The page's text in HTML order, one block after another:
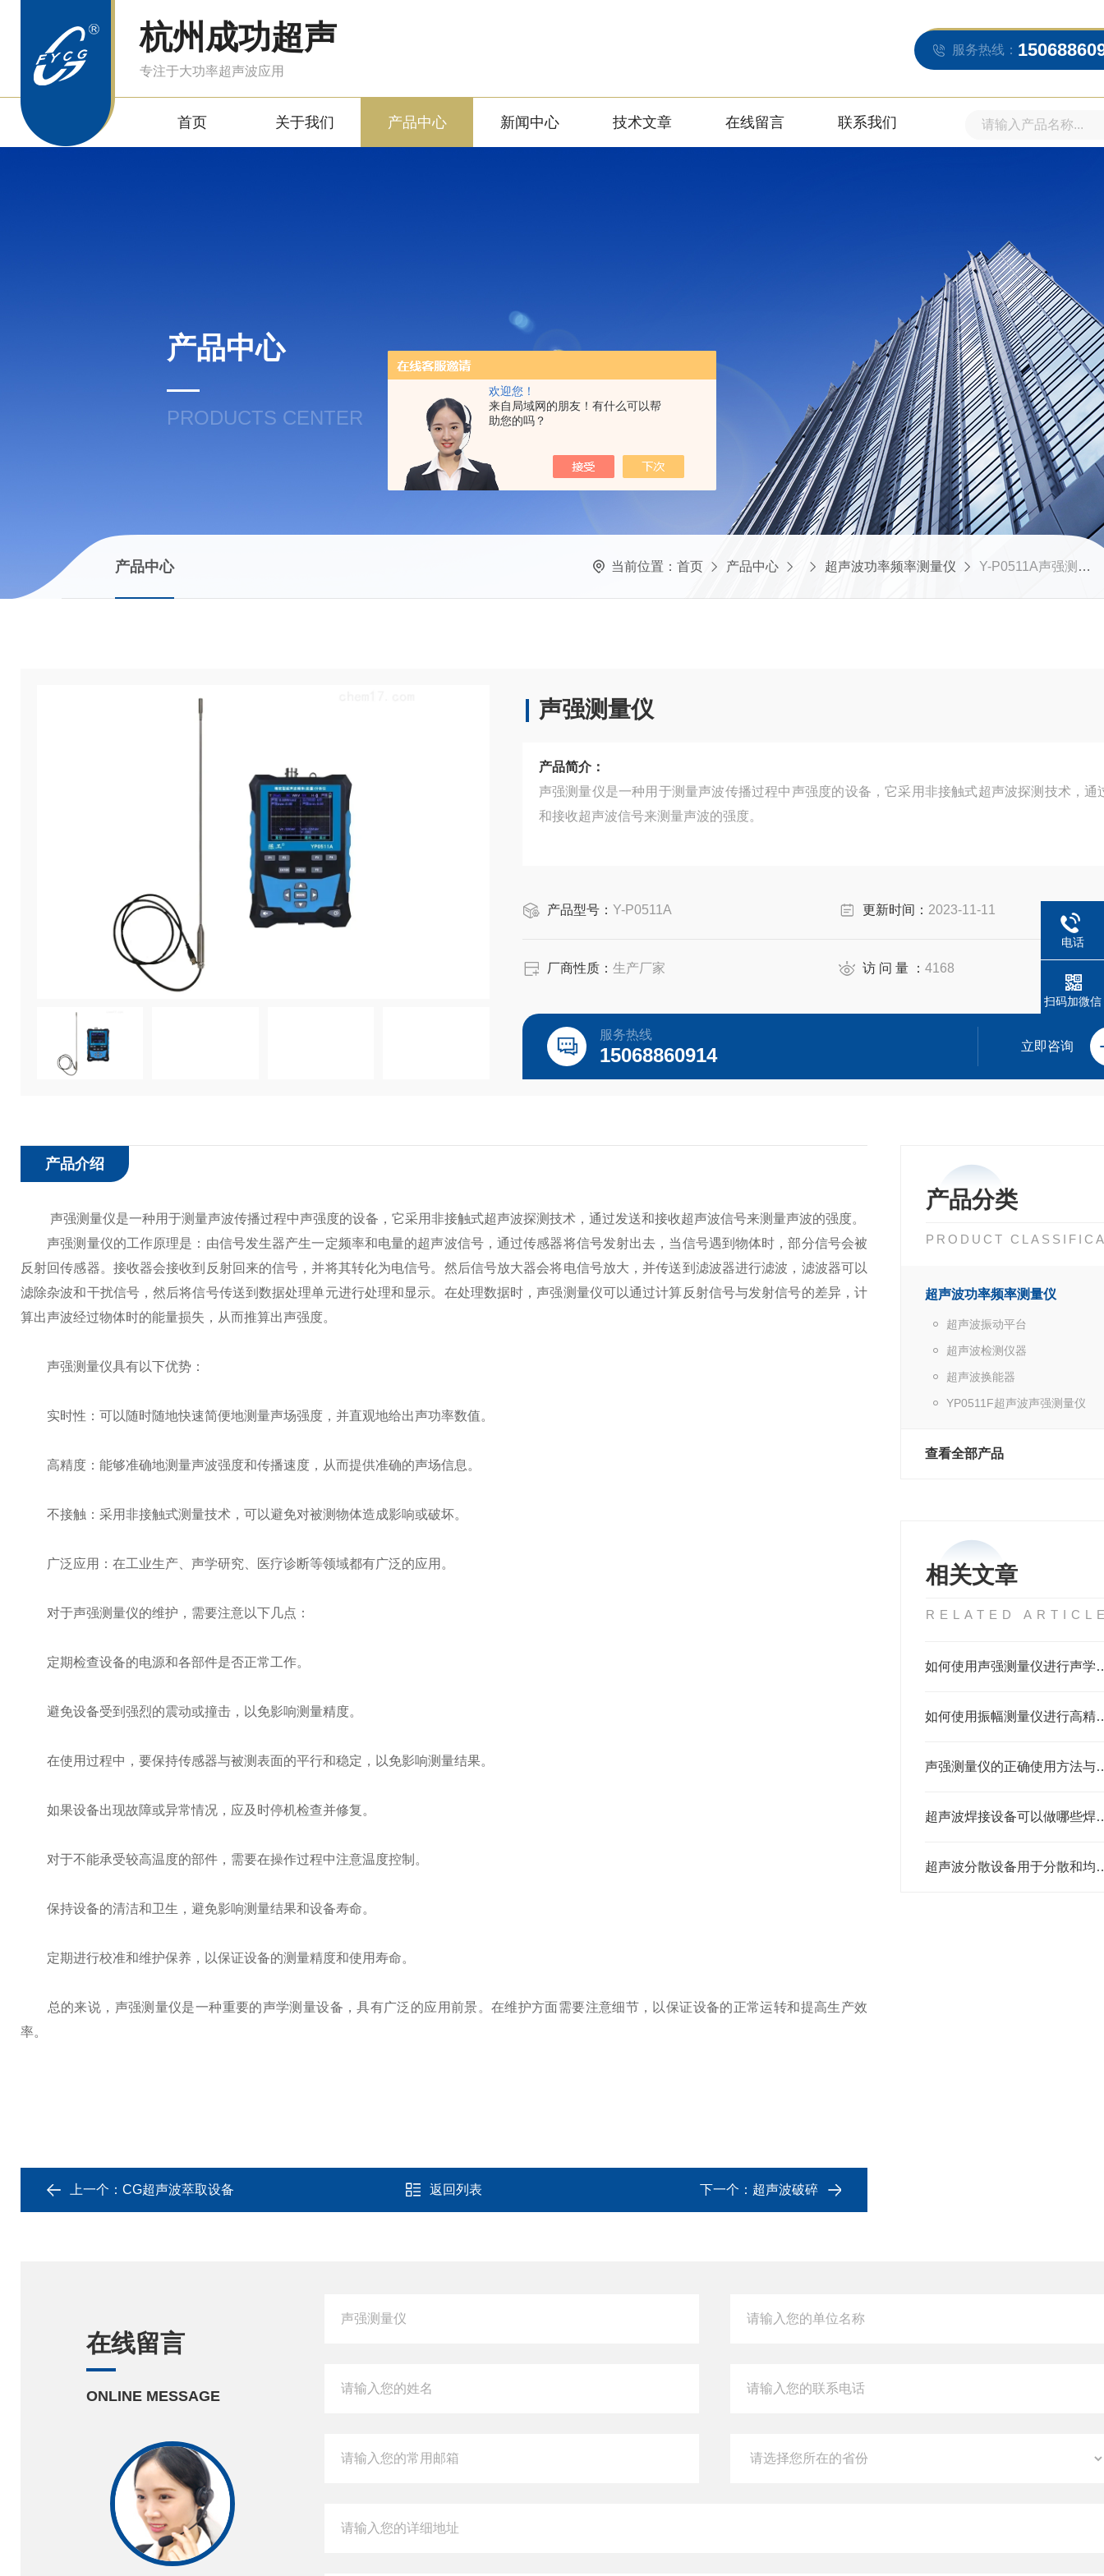
欢迎您！
来自局域网的朋友！有什么可以帮
助您的吗？
杭州成功超声
专注于大功率超声波应用
服务热线：
首页 关于我们 产品中心 新闻中心 技术文章 在线留言 联系我们
产品中心
PRODUCTS CENTER
产品中心 当前位置： 首页 产品中心 超声波功率频率测量仪 Y-P0511A声强测量仪
声强测量仪
产品简介：
声强测量仪是一种用于测量声波传播过程中声强度的设备，它采用非接触式超声波探测技术，通
和接收超声波信号来测量声波的强度。
产品型号： Y-P0511A 更新时间： 2023-11-11
厂商性质： 生产厂家 访 问 量 ：4168
服务热线
15068860914 立即咨询
产品分类
PRODUCT
超声波功率频率测量仪
超声波振动平台
超声波检测仪器
超声波换能器
YP0511F超声波声强测量仪
查看全部产品
相关文章
RELATED
如何使用声强
如何使用振幅测
声强测量仪的
超声波焊接设
超声波分散设备
产品介绍
声强测量仪是一种用于测量声波传播过程中声强度的设备，它采用非接触式超声波探测技术，通过发送和接收超声波信号来测量声波的强度。
声强测量仪的工作原理是：由信号发生器产生一定频率和电量的超声波信号，通过传感器将信号发射出去，当信号遇到物体时，部分信号会被
反射回传感器。接收器会接收到反射回来的信号，并将其转化为电信号。然后信号放大器会将电信号放大，并传送到滤波器进行滤波，滤波器可以
滤除杂波和干扰信号，然后将信号传送到数据处理单元进行处理和显示。在处理数据时，声强测量仪可以通过计算反射信号与发射信号的差异，计
算出声波经过物体时的能量损失，从而推算出声强度。
声强测量仪具有以下优势：
实时性：可以随时随地快速简便地测量声场强度，并直观地给出声功率数值。
高精度：能够准确地测量声波强度和传播速度，从而提供准确的声场信息。
不接触：采用非接触式测量技术，可以避免对被测物体造成影响或破坏。
广泛应用：在工业生产、声学研究、医疗诊断等领域都有广泛的应用。
对于声强测量仪的维护，需要注意以下几点：
定期检查设备的电源和各部件是否正常工作。
避免设备受到强烈的震动或撞击，以免影响测量精度。
在使用过程中，要保持传感器与被测表面的平行和稳定，以免影响测量结果。
如果设备出现故障或异常情况，应及时停机检查并修复。
对于不能承受较高温度的部件，需要在操作过程中注意温度控制。
保持设备的清洁和卫生，避免影响测量结果和设备寿命。
定期进行校准和维护保养，以保证设备的测量精度和使用寿命。
总的来说，声强测量仪是一种重要的声学测量设备，具有广泛的应用前景。在维护方面需要注意细节，以保证设备的正常运转和提高生产效
率。
上一个： CG超声波萃取设备 返回列表 下一个： 超声波破碎
在线留言
ONLINE MESSAGE
电话
扫码加微信